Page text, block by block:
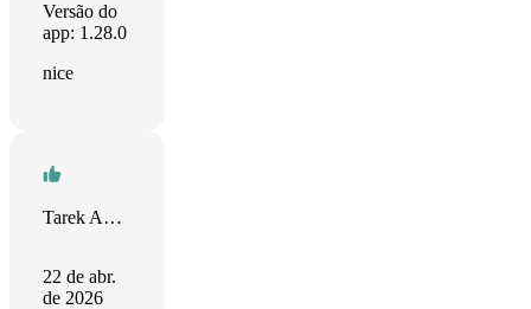
Versão do
app: 1.28.0
nice
Tarek Adawy
22 de abr.
de 2026